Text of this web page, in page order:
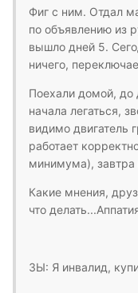
Фиг с ним. Отдал
по объявлению из
вышло дней 5.
ничего,
Поехали домой, до
начала легаться,
видимо двигатель
работает
минимума), завтра
Какие мнения,
что
ЗЫ: Я инвалид,